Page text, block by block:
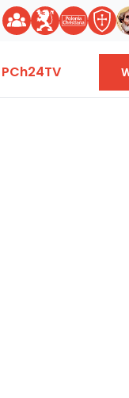
PCh24TV